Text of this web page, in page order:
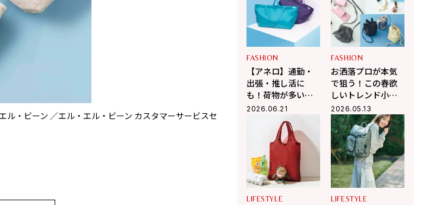
・ビーン ／エル・エル・ビーン カスタマーサービスセ
バッグ 約［高さ32×幅24×マチ13 ㎝］ 各￥12,100（
旅におすすめな理
由
FASHION
【アネロ】通勤・
出張・推し活に
も！荷物が多い人
ほど感動する“気の
利きすぎ”な新作大
容量バッグが凄す
2026.06.21
FASHION
お洒落プロが本気
で狙う！この春欲
しいトレンド小物
３選
2026.05.13
LIFESTYLE LIFESTYLE